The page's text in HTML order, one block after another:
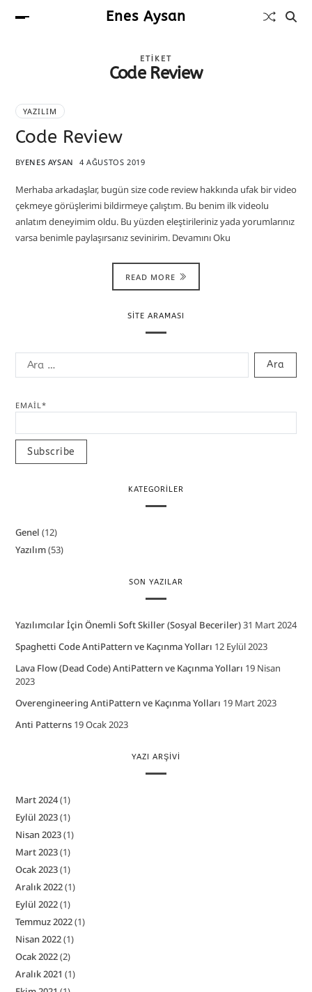
Enes Aysan
ETIKET
Code Review
YAZILIM
Code Review
BYENES AYSAN 4 AĞUSTOS 2019
Merhaba arkadaşlar, bugün size code review hakkında ufak bir video
çekmeye görüşlerimi bildirmeye çalıştım. Bu benim ilk videolu
anlatım deneyimim oldu. Bu yüzden eleştirileriniz yada yorumlarınız
varsa benimle paylaşırsanız sevinirim. Devamını Oku
READ MORE
SITE ARAMASI
EMAIL*
KATEGORILER
Genel (12)
Yazılım(53)
SON YAZILAR
Yazılımcılar İçin Önemli Soft Skiller (Sosyal Beceriler)31 Mart 2024
Spaghetti Code AntiPattern ve Kaçınma Yolları 12 Eylül 2023
Lava Flow (Dead Code) AntiPattern ve Kaçınma Yolları 19 Nisan
2023
Overengineering AntiPattern ve Kaçınma Yolları 19 Mart 2023
Anti Patterns 19 Ocak 2023
YAZI ARŞIVI
Mart 2024(1)
Eylül 2023(1)
Nisan 2023(1)
Mart 2023(1)
Ocak 2023(1)
Aralık 2022(1)
Eylül 2022(1)
Temmuz 2022(1)
Nisan 2022(1)
Ocak 2022(2)
Aralık 2021 (1)